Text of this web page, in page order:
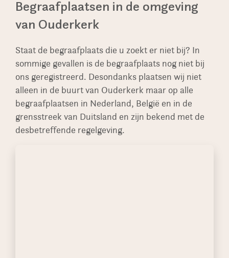
voorraad waardoor de levertijd nog korter kan
zijn.
restaureren ook oude monumenten, soms in
grotere aantallen op authentieke gedeeltes van
Begraafplaatsen in de omgeving
van Ouderkerk
Staat de begraafplaats die u zoekt er niet bij? In
sommige gevallen is de begraafplaats nog niet bij
ons geregistreerd. Desondanks plaatsen wij niet
alleen in de buurt van Ouderkerk maar op alle
begraafplaatsen in Nederland, België en in de
grensstreek van Duitsland en zijn bekend met de
desbetreffende regelgeving.